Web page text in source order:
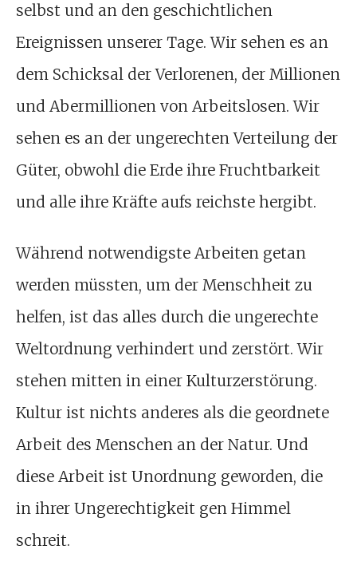
selbst und an den geschichtlichen
Ereignissen unserer Tage. Wir sehen es an
dem Schicksal der Verlorenen, der Millionen
und Abermillionen von Arbeitslosen. Wir
sehen es an der ungerechten Verteilung der
Güter, obwohl die Erde ihre Fruchtbarkeit
und alle ihre Kräfte aufs reichste hergibt.
Während notwendigste Arbeiten getan
werden müssten, um der Menschheit zu
helfen, ist das alles durch die ungerechte
Weltordnung verhindert und zerstört. Wir
stehen mitten in einer Kulturzerstörung.
Kultur ist nichts anderes als die geordnete
Arbeit des Menschen an der Natur. Und
diese Arbeit ist Unordnung geworden, die
in ihrer Ungerechtigkeit gen Himmel
schreit.